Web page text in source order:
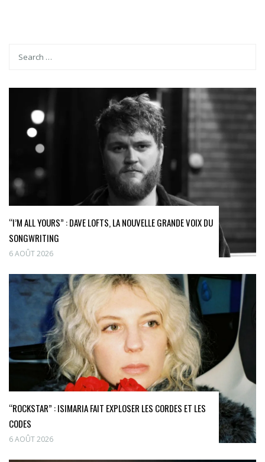
“I’M ALL YOURS” : DAVE LOFTS, LA NOUVELLE GRANDE VOIX DU
SONGWRITING
6 AOÛT 2026
“ROCKSTAR” : ISIMARIA FAIT EXPLOSER LES CORDES ET LES
CODES
6 AOÛT 2026